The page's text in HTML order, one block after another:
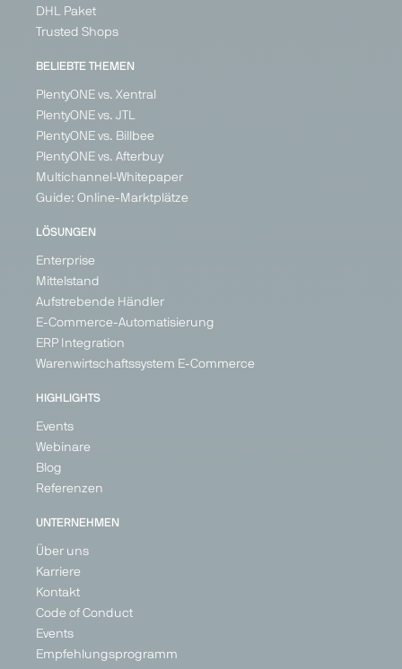
DHL Paket
Trusted Shops
BELIEBTE THEMEN
PlentyONE vs. Xentral
PlentyONE vs. JTL
PlentyONE vs. Billbee
PlentyONE vs. Afterbuy
Multichannel-Whitepaper
Guide: Online-Marktplätze
LÖSUNGEN
Enterprise
Mittelstand
Aufstrebende Händler
E-Commerce-Automatisierung
ERP Integration
Warenwirtschaftssystem E-Commerce
HIGHLIGHTS
Events
Webinare
Blog
Referenzen
UNTERNEHMEN
Über uns
Karriere
Kontakt
Code of Conduct
Events
Empfehlungsprogramm